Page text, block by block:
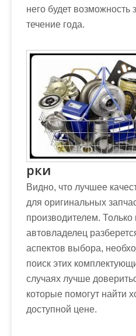
него будет возможность
течение года.
рки
Видно, что лучшее
для оригинальных
производителем. Только
автовладелец
аспектов выбора,
поиск этих
случаях лучше
которые помогут найти
доступной цене.